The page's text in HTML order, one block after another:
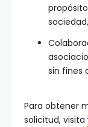
sin fines
Para obtener
solicitud, visita